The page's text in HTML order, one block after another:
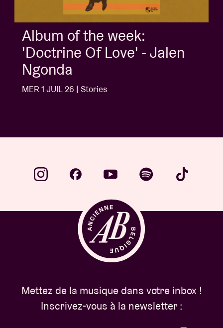
Album of the week:
'Doctrine Of Love' - Jalen
Ngonda
MER 1 JUIL 26 | Stories
Mettez de la musique dans votre inbox !
Inscrivez-vous à la newsletter :